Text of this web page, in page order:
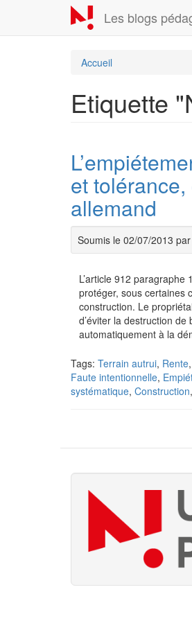
contenu
Les blogs
Accueil
Etiquette
et
allemand
Soumis le 02/07/2013
L’article 912
protéger, sous certaines
construction. Le
d’éviter la destruction de
automatiquement à la
Tags: Terrain autrui, Rente,
Faute intentionnelle,
systématique, Construction,